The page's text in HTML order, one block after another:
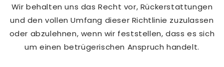
Wir behalten uns das Recht vor, Rückerstattungen
und den vollen Umfang dieser Richtlinie zuzulassen
oder abzulehnen, wenn wir feststellen, dass es sich
um einen betrügerischen Anspruch handelt.